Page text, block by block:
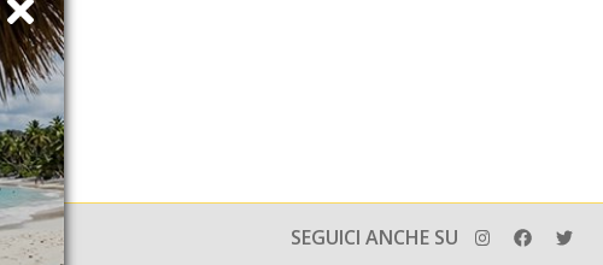
SEGUICI ANCHE SU